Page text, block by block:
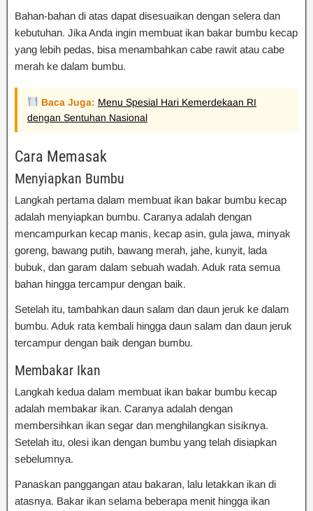
Bahan-bahan di atas dapat disesuaikan dengan selera dan
kebutuhan. Jika Anda ingin membuat ikan bakar bumbu kecap
yang lebih pedas, bisa menambahkan cabe rawit atau cabe
merah ke dalam bumbu.
Baca Juga: Menu Spesial Hari Kemerdekaan RI
dengan Sentuhan Nasional
Cara Memasak
Menyiapkan Bumbu
Langkah pertama dalam membuat ikan bakar bumbu kecap
adalah menyiapkan bumbu. Caranya adalah dengan
mencampurkan kecap manis, kecap asin, gula jawa, minyak
goreng, bawang putih, bawang merah, jahe, kunyit, lada
bubuk, dan garam dalam sebuah wadah. Aduk rata semua
bahan hingga tercampur dengan baik.
Setelah itu, tambahkan daun salam dan daun jeruk ke dalam
bumbu. Aduk rata kembali hingga daun salam dan daun jeruk
tercampur dengan baik dengan bumbu.
Membakar Ikan
Langkah kedua dalam membuat ikan bakar bumbu kecap
adalah membakar ikan. Caranya adalah dengan
membersihkan ikan segar dan menghilangkan sisiknya.
Setelah itu, olesi ikan dengan bumbu yang telah disiapkan
sebelumnya.
Panaskan panggangan atau bakaran, lalu letakkan ikan di
atasnya. Bakar ikan selama beberapa menit hingga ikan